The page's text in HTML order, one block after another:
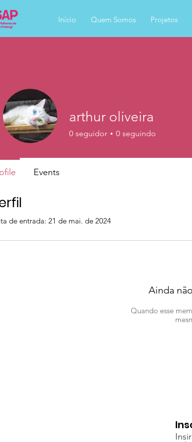
Início Quem Somos Projetos
de entrada: 21 de mai. de 2024
Ainda
Quando esse
arthur oliveira
0 seguidor 0 seguindo
Events